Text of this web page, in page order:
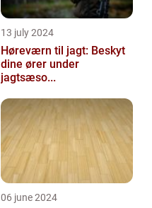
13 july 2024
Høreværn til jagt: Beskyt
dine ører under
jagtsæso...
06 june 2024